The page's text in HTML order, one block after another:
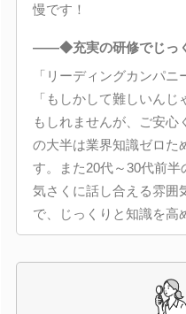
慢です！
――◆充実の研修でじっ
「リーディングカンパ
「もしかして難しいん
もしれませんが、ご安心
の大半は業界知識ゼロた
す。また20代～30代前半
気さくに話し合える雰囲
で、じっくりと知識を高